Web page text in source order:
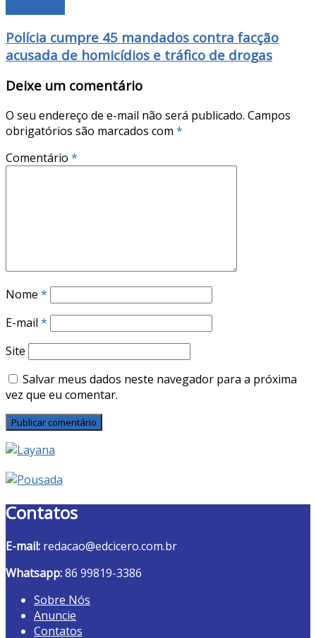
Polícia cumpre 45 mandados contra facção
acusada de homicídios e tráfico de drogas
Deixe um comentário
O seu endereço de e-mail não será publicado. Campos
obrigatórios são marcados com *
Comentário *
Nome *
E-mail *
Site
Salvar meus dados neste navegador para a próxima
vez que eu comentar.
Contatos
E-mail: redacao@edcicero.com.br
Whatsapp:86 99819-3386
Sobre Nós
Anuncie
Contatos